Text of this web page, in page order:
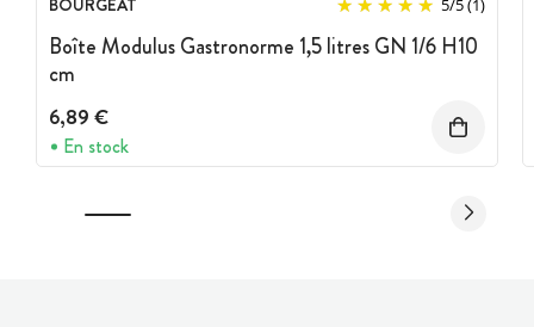
BOURGEAT 5/5(1)
Boîte Modulus Gastronorme 1,5 litres GN 1/6 H10
cm
6,89 €
En stock